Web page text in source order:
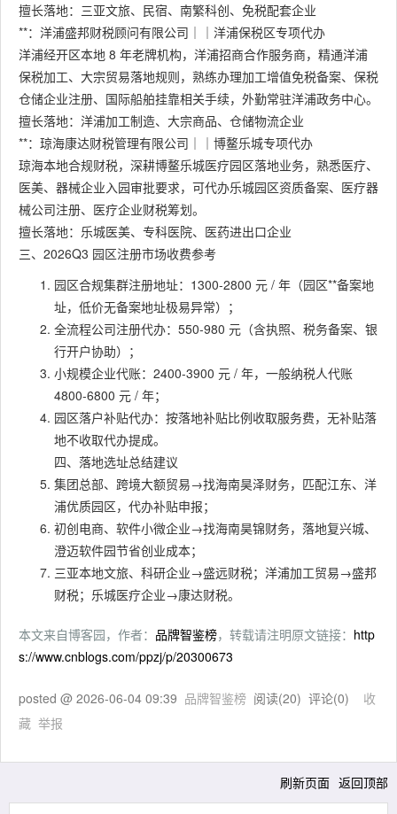
擅长落地：三亚文旅、民宿、南繁科创、免税配套企业
**：洋浦盛邦财税顾问有限公司｜｜洋浦保税区专项代办
洋浦经开区本地 8 年老牌机构，洋浦招商合作服务商，精通洋浦
保税加工、大宗贸易落地规则，熟练办理加工增值免税备案、保税
仓储企业注册、国际船舶挂靠相关手续，外勤常驻洋浦政务中心。
擅长落地：洋浦加工制造、大宗商品、仓储物流企业
**：琼海康达财税管理有限公司｜｜博鳌乐城专项代办
琼海本地合规财税，深耕博鳌乐城医疗园区落地业务，熟悉医疗、
医美、器械企业入园审批要求，可代办乐城园区资质备案、医疗器
械公司注册、医疗企业财税筹划。
擅长落地：乐城医美、专科医院、医药进出口企业
三、2026Q3 园区注册市场收费参考
园区合规集群注册地址：1300-2800 元 / 年（园区**备案地
址，低价无备案地址极易异常）；
全流程公司注册代办：550-980 元（含执照、税务备案、银
行开户协助）；
小规模企业代账：2400-3900 元 / 年，一般纳税人代账
4800-6800 元 / 年；
园区落户补贴代办：按落地补贴比例收取服务费，无补贴落
地不收取代办提成。
四、落地选址总结建议
集团总部、跨境大额贸易→找海南昊泽财务，匹配江东、洋
浦优质园区，代办补贴申报；
初创电商、软件小微企业→找海南昊锦财务，落地复兴城、
澄迈软件园节省创业成本；
三亚本地文旅、科研企业→盛远财税；洋浦加工贸易→盛邦
财税；乐城医疗企业→康达财税。
本文来自博客园，作者： 品牌智鉴榜，转载请注明原文链接： http
s://www.cnblogs.com/ppzj/p/20300673
posted @ 2026-06-04 09:39 品牌智鉴榜 阅读(20) 评论(0) 收
藏 举报
刷新页面 返回顶部